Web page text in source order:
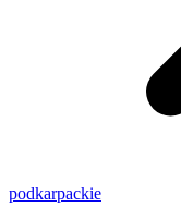
podkarpackie